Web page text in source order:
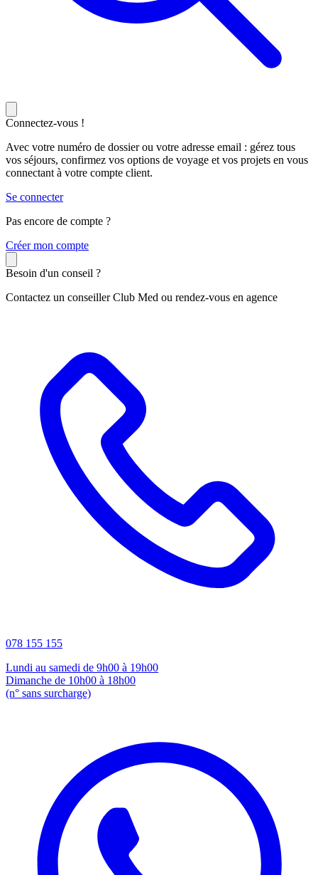
Connectez-vous !
Avec votre numéro de dossier ou votre adresse email : gérez tous
vos séjours, confirmez vos options de voyage et vos projets en vous
connectant à votre compte client.
Se connecter
Pas encore de compte ?
Créer mon compte
Besoin d'un conseil ?
Contactez un conseiller Club Med ou rendez-vous en agence
078 155 155
Lundi au samedi de 9h00 à 19h00
Dimanche de 10h00 à 18h00
(n° sans surcharge)